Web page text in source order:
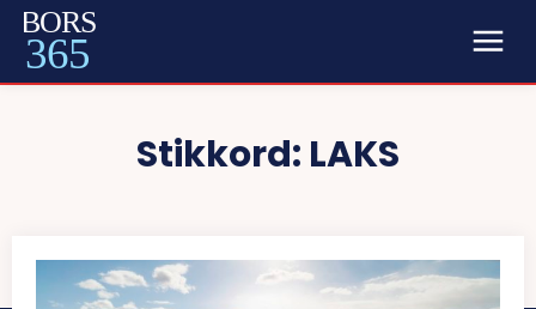
BORS
365
Stikkord: LAKS